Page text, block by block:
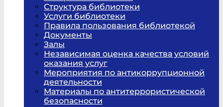
Структура библиотеки
Услуги библиотеки
Правила пользования библиотекой
Документы
Залы
Независимая оценка качества условий
оказания услуг
Мероприятия по антикоррупционной
деятельности
Материалы по антитеррористической
безопасности